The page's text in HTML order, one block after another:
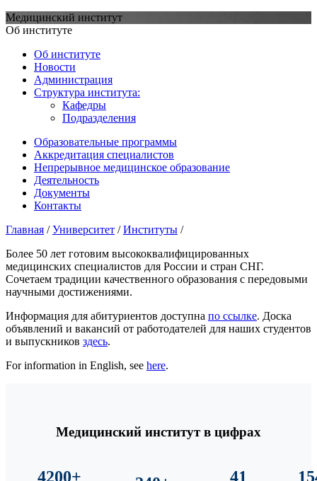
Медицинский институт
Об институте
Об институте
Новости
Администрация
Структура института:
Кафедры
Подразделения
Образовательные программы
Аккредитация специалистов
Непрерывное медицинское образование
Деятельность
Документы
Контакты
Главная /Университет /Институты /
Более 50 лет готовим высококвалифицированных
медицинских специалистов для России и стран СНГ.
Сочетаем традиции качественного образования с передовыми
научными достижениями.
Информация для абитуриентов доступна по ссылке. Доска
объявлений и вакансий от работодателей для наших студентов
и выпускников здесь.
For information in English, see here.
Медицинский институт в цифрах
4200+ 41